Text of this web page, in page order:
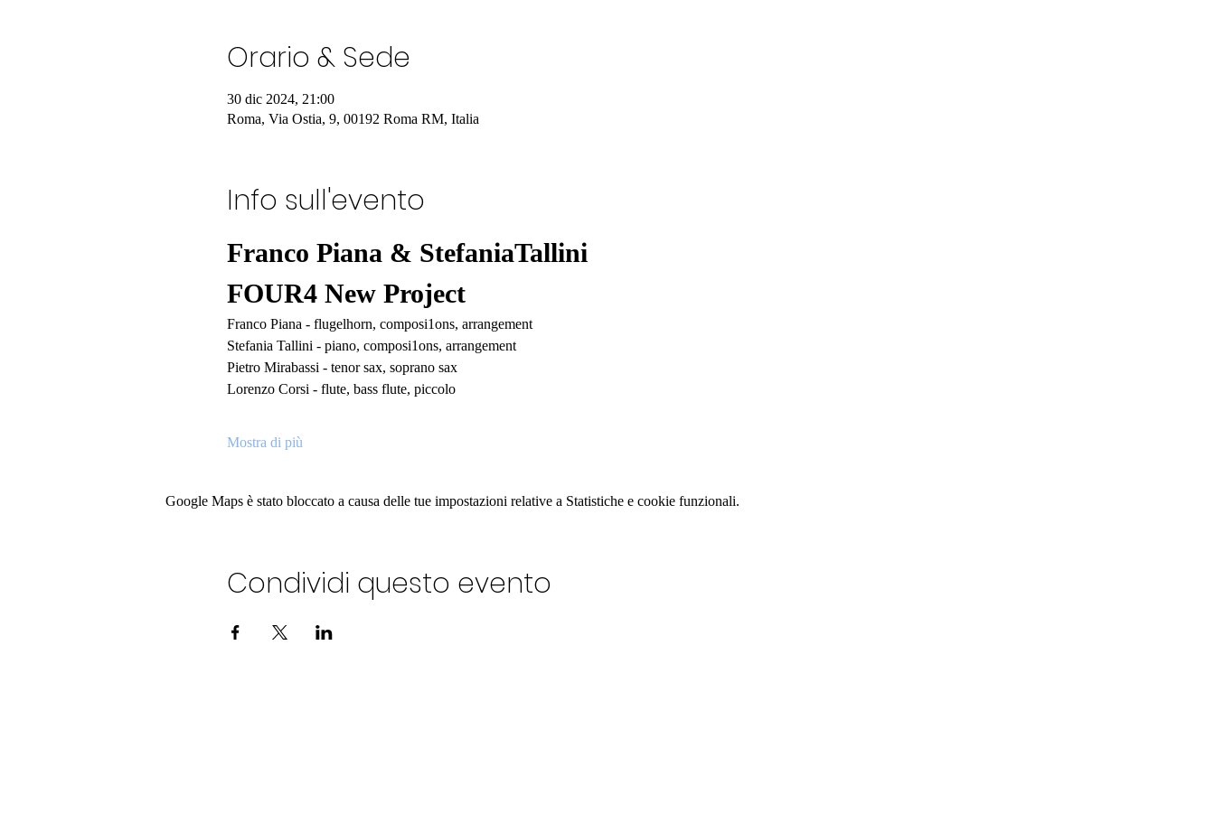
Orario & Sede
30 dic 2024, 21:00
Roma, Via Ostia, 9, 00192 Roma RM, Italia
Info sull'evento
Franco Piana & StefaniaTallini
FOUR4 New Project
Franco Piana - flugelhorn, composi1ons, arrangement
Stefania Tallini - piano, composi1ons, arrangement
Pietro Mirabassi - tenor sax, soprano sax
Lorenzo Corsi - flute, bass flute, piccolo
Mostra di più
Google Maps è stato bloccato a causa delle tue impostazioni relative a Statistiche e cookie funzionali.
Condividi questo evento